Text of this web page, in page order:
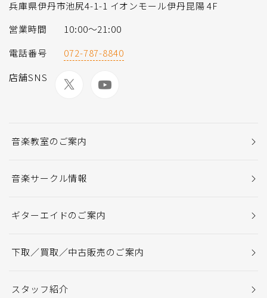
兵庫県伊丹市池尻4-1-1 イオンモール伊丹昆陽 4F
営業時間
10:00～21:00
電話番号
072-787-8840
店舗SNS
音楽教室のご案内
音楽サークル情報
ギターエイドのご案内
下取／買取／中古販売のご案内
スタッフ紹介